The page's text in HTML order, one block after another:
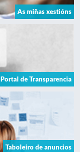
As miñas xestións
Portal de Transparencia
Taboleiro de anuncios